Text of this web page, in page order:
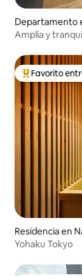
Departamento
Amplia y
personas)
De los mejores
Favorito
Residencia en
Yohaku Tokyo